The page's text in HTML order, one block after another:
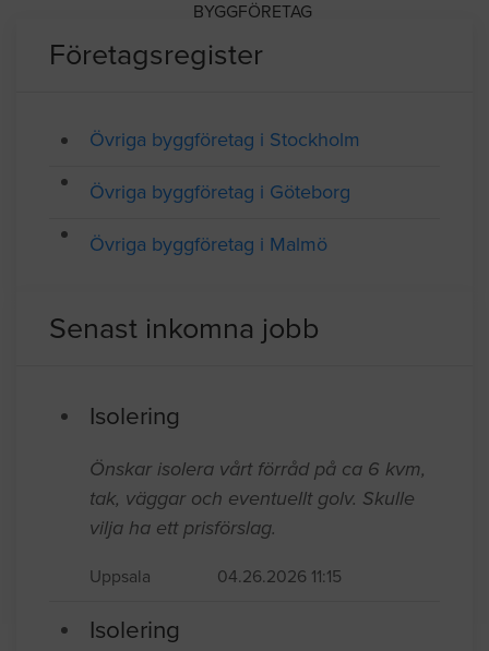
Företagsregister
Övriga byggföretag i Stockholm
Övriga byggföretag i Malmö
Senast inkomna jobb
Isolering
tak, väggar och eventuellt golv. Skulle
vilja ha ett prisförslag.